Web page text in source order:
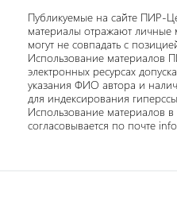
Публикуемые на сайте ПИР-
материалы отражают личные
могут не совпадать с
Использование материалов
электронных ресурсах
указания ФИО автора и
для индексирования
Использование материалов
согласовывается по почте